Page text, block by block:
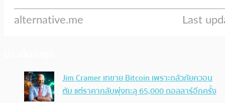
Jim Cramer เทขาย Bitcoin เพราะกลัวภัยควอน
ตัม แต่ราคากลับพุ่งทะลุ 65,000 ดอลลาร์อีกครั้ง